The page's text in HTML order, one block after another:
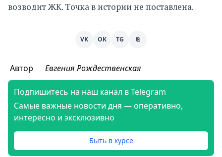
возводит ЖК. Точка в истории не поставлена.
VK OK TG ⎘
Автор Евгения Рождественская
Подпишитесь на наш канал в Telegram
Самые важные новости дня — оперативно,
интересно и эксклюзивно
Быть в курсе